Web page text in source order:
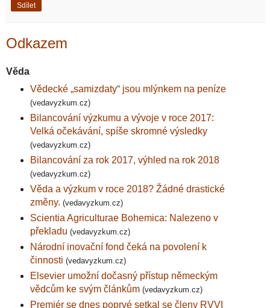
Sdílet
Odkazem
Věda
Vědecké „samizdaty“ jsou mlýnkem na peníze
(vedavyzkum.cz)
Bilancování výzkumu a vývoje v roce 2017:
Velká očekávání, spíše skromné výsledky
(vedavyzkum.cz)
Bilancování za rok 2017, výhled na rok 2018
(vedavyzkum.cz)
Věda a výzkum v roce 2018? Žádné drastické
změny. (vedavyzkum.cz)
Scientia Agriculturae Bohemica: Nalezeno v
překladu (vedavyzkum.cz)
Národní inovační fond čeká na povolení k
činnosti (vedavyzkum.cz)
Elsevier umožní dočasný přístup německým
vědcům ke svým článkům (vedavyzkum.cz)
Premiér se dnes poprvé setkal se členy RVVI